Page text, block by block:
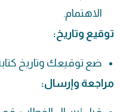
الاهتمام.
توقيع وتاريخ:
ضع توقيعك وتاريخ
مراجعة وإرسال: